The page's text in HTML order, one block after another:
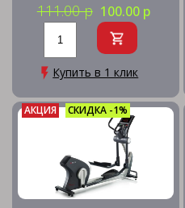
111.00 р 100.00 р
Купить в 1 клик
АКЦИЯ СКИДКА -1%